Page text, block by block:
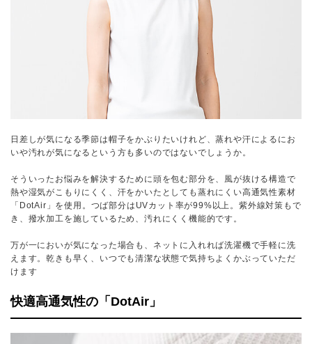
日差しが気になる季節は帽子をかぶりたいけれど、蒸れや汗によるにお
いや汚れが気になるという方も多いのではないでしょうか。
そういったお悩みを解決するために頭を包む部分を、風が抜ける構造で
熱や湿気がこもりにくく、汗をかいたとしても蒸れにくい高通気性素材
「DotAir」を使用。つば部分はUVカット率が99%以上。紫外線対策もで
き、撥水加工を施しているため、汚れにくく機能的です。
万が一においが気になった場合も、ネットに入れれば洗濯機で手軽に洗
えます。乾きも早く、いつでも清潔な状態で気持ちよくかぶっていただ
けます
快適高通気性の「DotAir」